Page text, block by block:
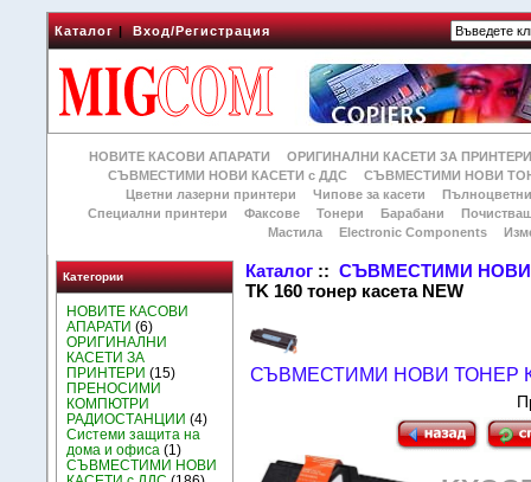
Каталог|Вход/Регистрация
НОВИТЕ КАСОВИ АПАРАТИ
ОРИГИНАЛНИ КАСЕТИ ЗА
СЪВМЕСТИМИ НОВИ КАСЕТИ с ДДС
СЪВМЕСТИМИ НОВИ
Цветни лазерни принтери
Чипове за касети
Специални принтери
Факсове Тонери Барабани
Мастила
Electronic Components
Категории
НОВИТЕ КАСОВИ
АПАРАТИ (6)
ОРИГИНАЛНИ
КАСЕТИ ЗА
ПРИНТЕРИ (15)
ПРЕНОСИМИ
КОМПЮТРИ
РАДИОСТАНЦИИ (4)
Системи защита на
дома и офиса (1)
СЪВМЕСТИМИ НОВИ
Каталог ::СЪВМЕСТИМИ НОВИ
TK 160 тонер касета NEW
СЪВМЕСТИМИ НОВИ ТОНЕР